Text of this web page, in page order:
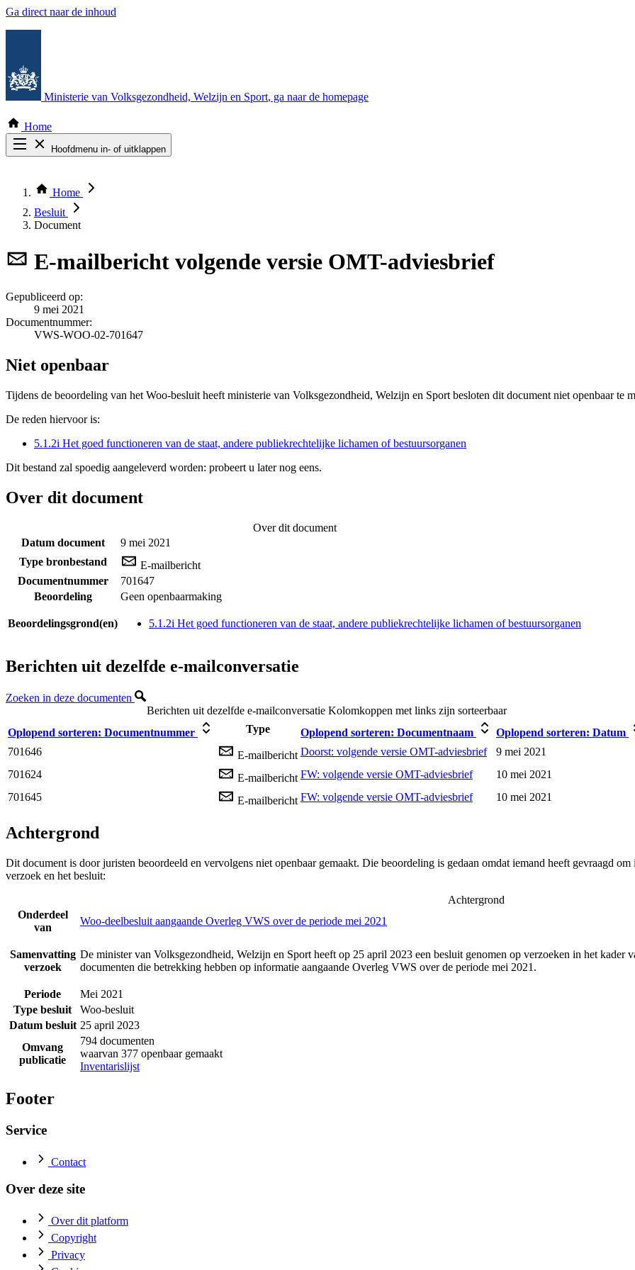
Ga direct naar de inhoud
Ministerie van Volksgezondheid, Welzijn en Sport, ga naar de homepage
Home
Hoofdmenu in- of uitklappen
Thema COVID-19
Bekijk per bestuursorgaan
Home
Besluit
Document
E-mailbericht volgende versie OMT-adviesbrief
Gepubliceerd op:
9 mei 2021
Documentnummer:
VWS-WOO-02-701647
Niet openbaar
Tijdens de beoordeling van het Woo-besluit heeft ministerie van Volksgezondheid, Welzijn en Sport besloten dit document niet openbaar te
De reden hiervoor is:
5.1.2i Het goed functioneren van de staat, andere publiekrechtelijke lichamen of bestuursorganen
Dit bestand zal spoedig aangeleverd worden: probeert u later nog eens.
Over dit document
Over dit document
Datum document
9 mei 2021
Type bronbestand
E-mailbericht
Documentnummer
701647
Beoordeling
Geen openbaarmaking
Beoordelingsgrond(en) 5.1.2i Het goed functioneren van de staat, andere publiekrechtelijke lichamen of bestuursorganen
Berichten uit dezelfde e-mailconversatie
Zoeken in deze documenten
Berichten uit dezelfde e-mailconversatie Kolomkoppen met links zijn sorteerbaar
Oplopend sorteren: Documentnummer Type Oplopend sorteren: Documentnaam Oplopend sorteren: Datum
701646
E-mailbericht Doorst: volgende versie OMT-adviesbrief
9 mei 2021
701624
E-mailbericht FW: volgende versie OMT-adviesbrief
10 mei 2021
701645
E-mailbericht FW: volgende versie OMT-adviesbrief 10 mei 2021
Achtergrond
Dit document is door juristen beoordeeld en vervolgens niet openbaar gemaakt. Die beoordeling is gedaan omdat iemand heeft gevraagd
verzoek en het besluit:
Achtergrond
Onderdeel
van
Woo-deelbesluit aangaande Overleg VWS over de periode mei 2021
Samenvatting
verzoek
De minister van Volksgezondheid, Welzijn en Sport heeft op 25 april 2023 een besluit genomen op verzoeken in het kader
documenten die betrekking hebben op informatie aangaande Overleg VWS over de periode mei 2021.
Periode
Mei 2021
Type besluit
Woo-besluit
Datum besluit 25 april 2023
Omvang
publicatie
794 documenten
waarvan 377 openbaar gemaakt
Inventarislijst
Footer
Service
Contact
Over deze site
Over dit platform
Copyright
Privacy